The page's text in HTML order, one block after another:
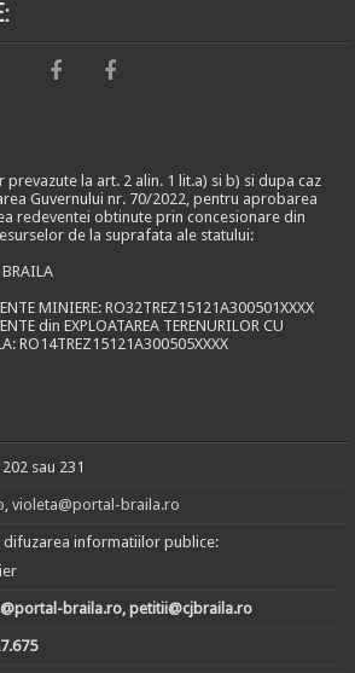
la art. 2 alin. 1 lit.a) si b) si dupa caz
Guvernului nr. 70/2022, pentru aprobarea
redeventei obtinute prin concesionare din
de la suprafata ale statului:
MINIERE: RO32TREZ15121A300501XXXX
din EXPLOATAREA TERENURILOR CU
RO14TREZ15121A300505XXXX
sau 231
,violeta@portal-braila.ro
difuzarea informatiilor publice:
braila.ro, petitii@cjbraila.ro